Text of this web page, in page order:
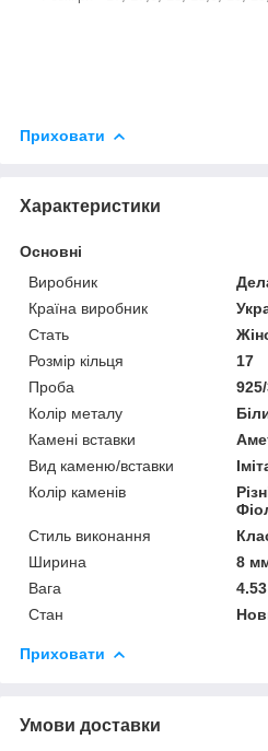
Приховати
Характеристики
Основні
Виробник
Країна виробник
Стать
Розмір кільця
17
Проба
Колір металу
Камені вставки
Вид каменю/вставки
Колір каменів
Стиль виконання
Ширина
8
Вага
Стан
Приховати
Умови доставки